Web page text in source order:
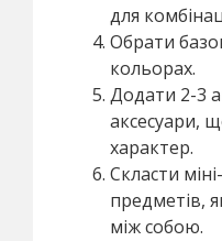
для
Обрати
кольорах.
Додати 2-3
аксесуари,
характер.
Скласти
предметів,
між собою.